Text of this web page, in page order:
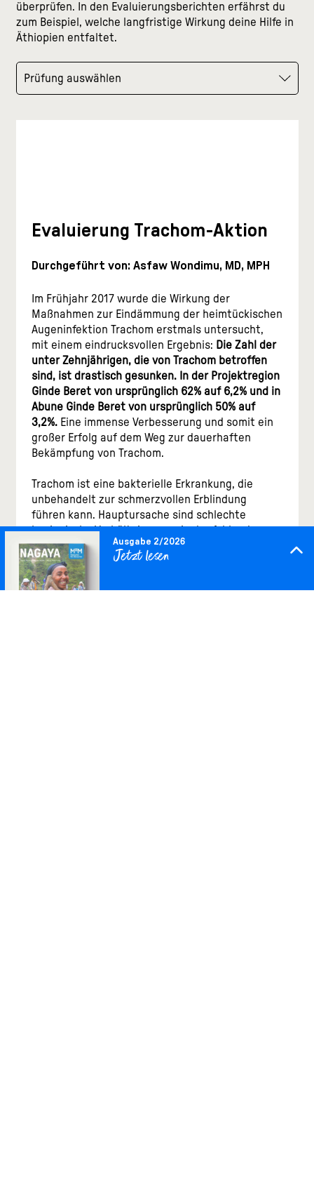
Ausgabe 2/2026
Jetzt lesen
überprüfen. In den Evaluierungsberichten erfährst du
zum Beispiel, welche langfristige Wirkung deine Hilfe in
Äthiopien entfaltet.
Prüfung auswählen
Evaluierung Trachom-Aktion
Durchgeführt von: Asfaw Wondimu, MD, MPH
Im Frühjahr 2017 wurde die Wirkung der
Maßnahmen zur Eindämmung der heimtückischen
Augeninfektion Trachom erstmals untersucht,
mit einem eindrucksvollen Ergebnis: Die Zahl der
unter Zehnjährigen, die von Trachom betroffen
sind, ist drastisch gesunken. In der Projektregion
Ginde Beret von ursprünglich 62% auf 6,2% und in
Abune Ginde Beret von ursprünglich 50% auf
3,2%. Eine immense Verbesserung und somit ein
großer Erfolg auf dem Weg zur dauerhaften
Bekämpfung von Trachom.
Trachom ist eine bakterielle Erkrankung, die
unbehandelt zur schmerzvollen Erblindung
führen kann. Hauptursache sind schlechte
hygienische Verhältnisse sowie der fehlende
Zugang zu sauberem Trinkwasser. Zur
nachhaltigen Bekämpfung von Trachom wurde
bzw. wird der von der WHO empfohlene S.A.F.E.-
Ansatz umgesetzt: Surgery (Operationen),